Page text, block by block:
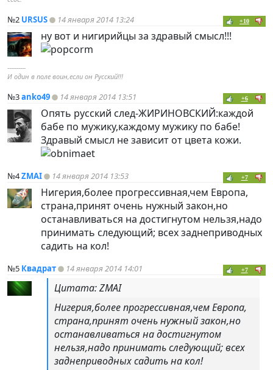
№2 URSUS 14 января 2014 13:24 +10
ну вот и нигирийцы за здравый смысл!!!
----------
И один в поле воин,если он Русский!!!
№3anko49 14 января 2014 13:51 +6
Опять русский след-ЖИРИНОВСКИЙ:каждой
бабе по мужику,каждому мужику по бабе!
Здравый смысл не зависит от цвета кожи.
№4ZMAI 14 января 2014 13:53 +7
Нигерия,более прогрессивная,чем Европа,
страна,принят очень нужный закон,но
останавливаться на достигнутом нельзя,надо
принимать следующий; всех заднеприводных
садить на кол!
№5 Квадрат 14 января 2014 14:01 +7
Цитата: ZMAI
Нигерия,более прогрессивная,чем Европа,
страна,принят очень нужный закон,но
останавливаться на достигнутом
нельзя,надо принимать следующий; всех
заднеприводных садить на кол!